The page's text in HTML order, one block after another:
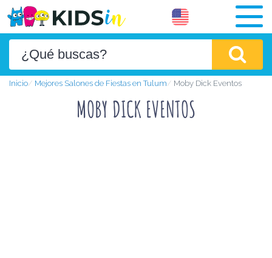
Inicio Mejores Salones de Fiestas en Tulum Moby Dick Eventos
MOBY DICK EVENTOS